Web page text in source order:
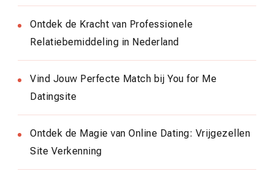
Ontdek de Kracht van Professionele
Relatiebemiddeling in Nederland
Vind Jouw Perfecte Match bij You for Me
Datingsite
Ontdek de Magie van Online Dating: Vrijgezellen
Site Verkenning